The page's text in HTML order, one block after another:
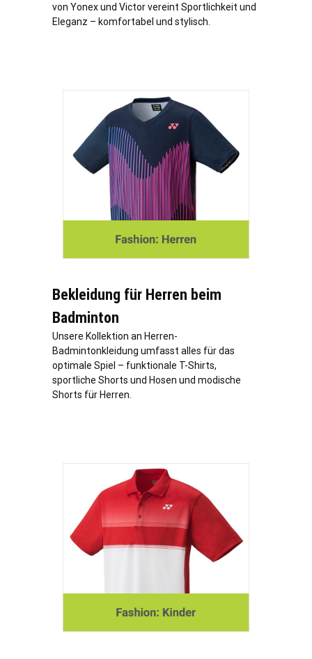
von Yonex und Victor vereint Sportlichkeit und
Eleganz – komfortabel und stylisch.
Bekleidung für Herren beim
Badminton
Unsere Kollektion an Herren-
Badmintonkleidung umfasst alles für das
optimale Spiel – funktionale T-Shirts,
sportliche Shorts und Hosen und modische
Shorts für Herren.